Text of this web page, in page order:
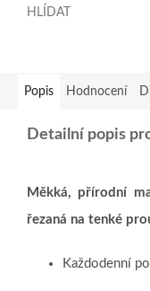
HLÍDAT
Popis Hodnocení
Detailní popis
Měkká, přírodní
řezaná na tenké
Každodenní